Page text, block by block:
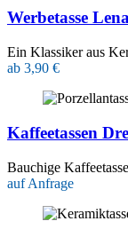
Werbetasse
Ein Klassiker aus
ab 3,90 €
Kaffeetassen
Bauchige
auf Anfrage